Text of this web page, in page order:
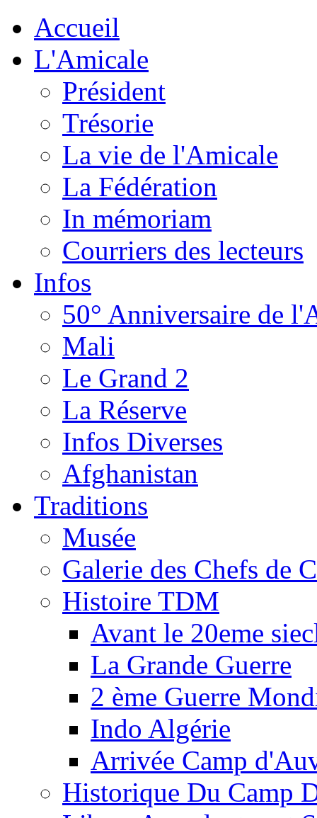
Accueil
L'Amicale
Président
Trésorie
La vie de l'Amicale
La Fédération
In mémoriam
Courriers des lecteurs
Infos
50° Anniversaire de
Mali
Le Grand 2
La Réserve
Infos Diverses
Afghanistan
Traditions
Musée
Galerie des Chefs de
Histoire TDM
Avant le 20eme
La Grande Guerre
2 ème Guerre
Indo Algérie
Arrivée Camp
Historique Du Camp